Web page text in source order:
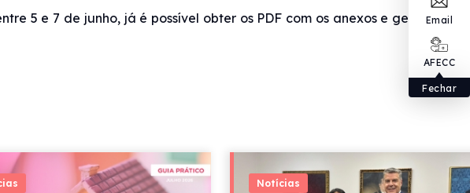
Email
AFECC
Fechar
5 e 7 de junho, já é possível obter os PDF com os anexos e gerar o
Notícias